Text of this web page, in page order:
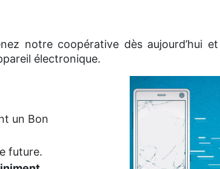
notre coopérative dès aujourd’hui
électronique.
un Bon
future.